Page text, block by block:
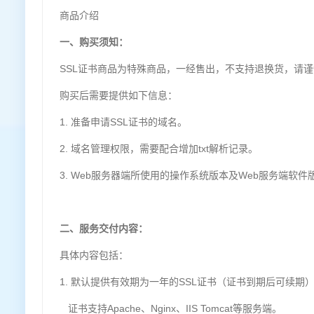
商品介绍
一、购买须知：
SSL证书商品为特殊商品，一经售出，不支持退换货，请谨
购买后需要提供如下信息：
1. 准备申请SSL证书的域名。
2. 域名管理权限，需要配合增加txt解析记录。
3. Web服务器端所使用的操作系统版本及Web服务端软件
二、服务交付内容：
具体内容包括：
1. 默认提供有效期为一年的SSL证书（证书到期后可续期）
证书支持Apache、Nginx、IIS Tomcat等服务端。